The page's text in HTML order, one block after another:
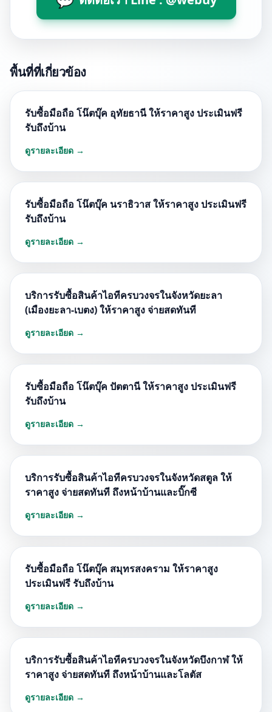
พื้นที่ที่เกี่ยวข้อง
รับซื้อมือถือ โน๊ตบุ๊ค อุทัยธานี ให้ราคาสูง ประเมินฟรี
รับถึงบ้าน
ดูรายละเอียด →
รับซื้อมือถือ โน๊ตบุ๊ค นราธิวาส ให้ราคาสูง ประเมินฟรี
รับถึงบ้าน
ดูรายละเอียด →
บริการรับซื้อสินค้าไอทีครบวงจรในจังหวัดยะลา
(เมืองยะลา-เบตง) ให้ราคาสูง จ่ายสดทันที
ดูรายละเอียด →
รับซื้อมือถือ โน๊ตบุ๊ค ปัตตานี ให้ราคาสูง ประเมินฟรี
รับถึงบ้าน
ดูรายละเอียด →
บริการรับซื้อสินค้าไอทีครบวงจรในจังหวัดสตูล ให้
ราคาสูง จ่ายสดทันที ถึงหน้าบ้านและบิ๊กซี
ดูรายละเอียด →
รับซื้อมือถือ โน๊ตบุ๊ค สมุทรสงคราม ให้ราคาสูง
ประเมินฟรี รับถึงบ้าน
ดูรายละเอียด →
บริการรับซื้อสินค้าไอทีครบวงจรในจังหวัดบึงกาฬ ให้
ราคาสูง จ่ายสดทันที ถึงหน้าบ้านและโลตัส
ดูรายละเอียด →